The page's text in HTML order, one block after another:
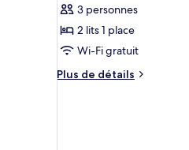
ce
type
de
chambre :
Chambre
3 personnes
2 lits 1 place
Wi-Fi gratuit
Plus de détails
Plus